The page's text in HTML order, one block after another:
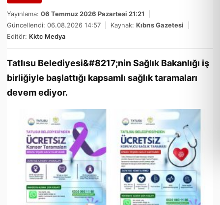
Yayınlama: 06 Temmuz 2026 Pazartesi 21:21
Güncellendi: 06.08.2026 14:57
Kaynak: Kıbrıs Gazetesi
Editör: Kktc Medya
Tatlısu Belediyesi&#8217;nin Sağlık Bakanlığı iş
birliğiyle başlattığı kapsamlı sağlık taramaları
devem ediyor.